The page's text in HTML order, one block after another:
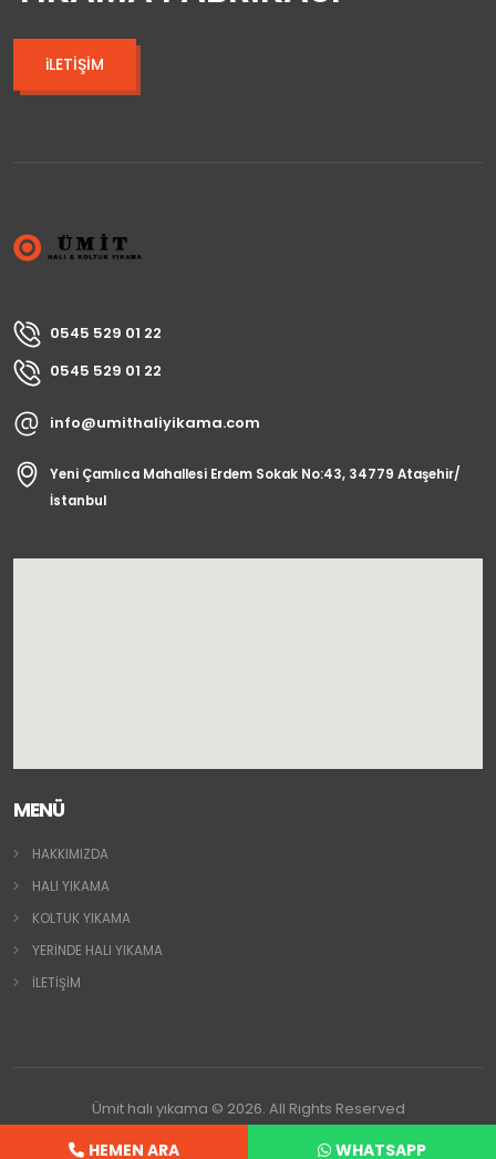
iLETİŞİM
0545 529 01 22
0545 529 01 22
info@umithaliyikama.com
Yeni Çamlıca Mahallesi Erdem Sokak No:43, 34779 Ataşehir/
İstanbul
MENÜ
HAKKIMIZDA
HALI YIKAMA
KOLTUK YIKAMA
YERİNDE HALI YIKAMA
İLETİŞİM
Ümit halı yıkama © 2026. All Rights Reserved
HEMEN ARA WHATSAPP